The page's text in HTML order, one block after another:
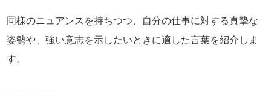
同様のニュアンスを持ちつつ、自分の仕事に対する真摯な
姿勢や、強い意志を示したいときに適した言葉を紹介しま
す。